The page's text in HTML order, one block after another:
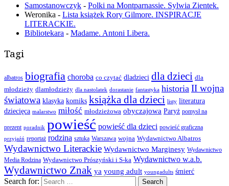
Samostanowczyk - Polki na Montparnassie. Sylwia Zientek.
Weronika - Lista książek Rory Gilmore. INSPIRACJE
LITERACKIE.
Bibliotekara - Madame. Antoni Libera.
Tagi
albatros biografia choroba co czytać dladzieci dla dzieci dla
młodzieży dlamłodzieży dla nastolatek dorastanie fantastyka historia II wojna
światowa klasyka komiks książka dla dzieci listy literatura
dziecięca malarstwo miłość młodzieżowa obyczajowa Paryż pomysł na
prezent poradnik powieść powieść dla dzieci powieść graficzna
przyjaźń reportaż rodzina sztuka Warszawa wojna Wydawnictwo Albatros
Wydawnictwo Literackie Wydawnictwo Marginesy Wydawnictwo
Media Rodzina Wydawnictwo Prószyński i S-ka Wydawnictwo w.a.b.
Wydawnictwo Znak ya young adult youngadults śmierć
Search for: